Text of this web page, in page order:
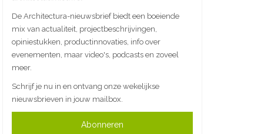
De Architectura-nieuwsbrief biedt een boeiende
mix van actualiteit, projectbeschrijvingen,
opiniestukken, productinnovaties, info over
evenementen, maar video's, podcasts en zoveel
meer.
Schrijf je nu in en ontvang onze wekelijkse
nieuwsbrieven in jouw mailbox.
Abonneren